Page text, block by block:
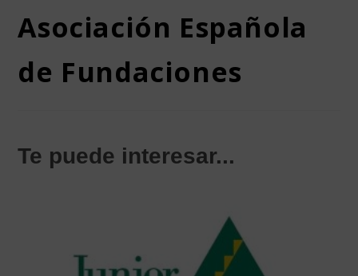
Asociación Española
de Fundaciones
Te puede interesar...